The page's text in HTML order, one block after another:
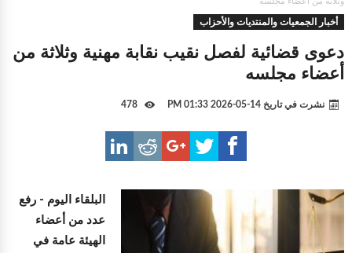
أخبار الجمعيات والمنتديات والأحزاب
دعوى قضائية لفصل نقيب نقابة مهنية وثلاثة من
أعضاء مجلسه
نشرت في تاريخ 14-05-2026 01:33 PM
البلقاء اليوم - رفع
عدد من أعضاء
الهيئة عامة في